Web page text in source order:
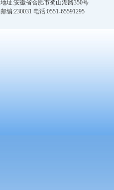
地址:安徽省合肥市蜀山湖路350号
邮编:230031 电话:0551-65591295